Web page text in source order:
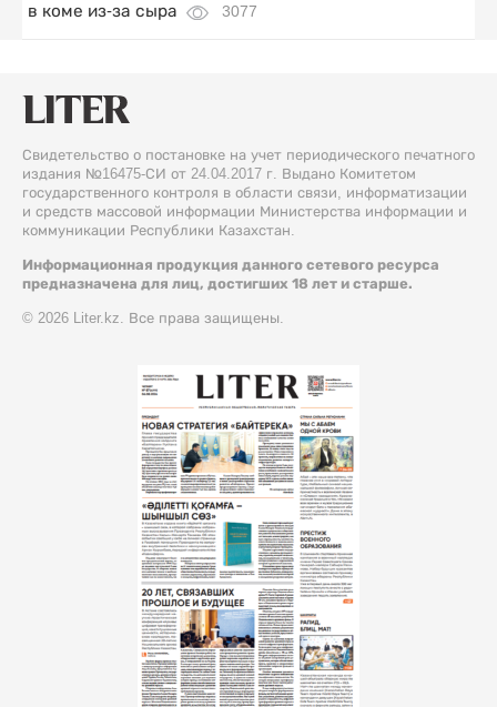
в коме из-за сыра
3077
Свидетельство о постановке на учет периодического печатного
издания №16475-СИ от 24.04.2017 г. Выдано Комитетом
государственного контроля в области связи, информатизации
и средств массовой информации Министерства информации и
коммуникации Республики Казахстан.
Информационная продукция данного сетевого ресурса
предназначена для лиц, достигших 18 лет и старше.
© 2026 Liter.kz. Все права защищены.